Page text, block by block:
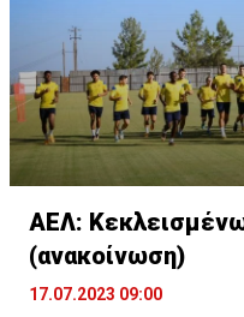
ΑΕΛ:
(ανακοίνωση)
17.07.2023 09:00